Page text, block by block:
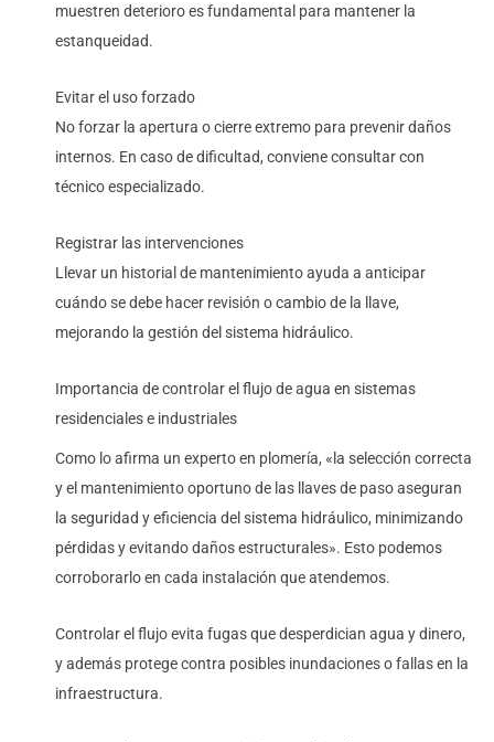
muestren deterioro es fundamental para mantener la
estanqueidad.
Evitar el uso forzado
No forzar la apertura o cierre extremo para prevenir daños
internos. En caso de dificultad, conviene consultar con
técnico especializado.
Registrar las intervenciones
Llevar un historial de mantenimiento ayuda a anticipar
cuándo se debe hacer revisión o cambio de la llave,
mejorando la gestión del sistema hidráulico.
Importancia de controlar el flujo de agua en sistemas
residenciales e industriales
Como lo afirma un experto en plomería, «la selección correcta
y el mantenimiento oportuno de las llaves de paso aseguran
la seguridad y eficiencia del sistema hidráulico, minimizando
pérdidas y evitando daños estructurales». Esto podemos
corroborarlo en cada instalación que atendemos.
Controlar el flujo evita fugas que desperdician agua y dinero,
y además protege contra posibles inundaciones o fallas en la
infraestructura.